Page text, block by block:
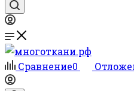
Сравнение0